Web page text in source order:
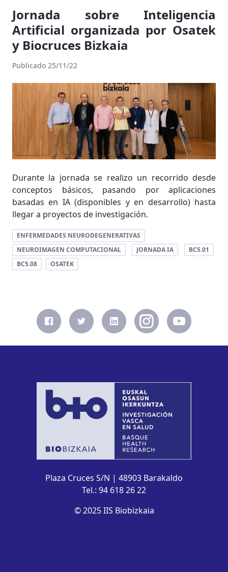
Jornada sobre Inteligencia
Artificial organizada por Osatek
y Biocruces Bizkaia
Publicado 25/11/22
Durante la jornada se realizo un recorrido desde
conceptos básicos, pasando por aplicaciones
basadas en IA (disponibles y en desarrollo) hasta
llegar a proyectos de investigación.
ENFERMEDADES NEURODEGENERATIVAS
NEUROIMAGEN COMPUTACIONAL
JORNADA IA
BC5.01
BC5.08
OSATEK
Plaza Cruces S/N | 48903 Barakaldo
Tel.: 94 618 26 22
© 2025 IIS Biobizkaia